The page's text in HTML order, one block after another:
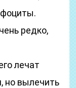
редко,
лечат
но вылечить